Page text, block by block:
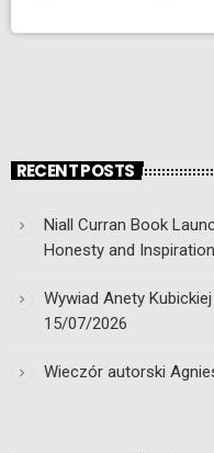
RECENT POSTS
Niall Curran Book
Honesty and Inspiration
Wywiad Anety
15/07/2026
Wieczór autorski